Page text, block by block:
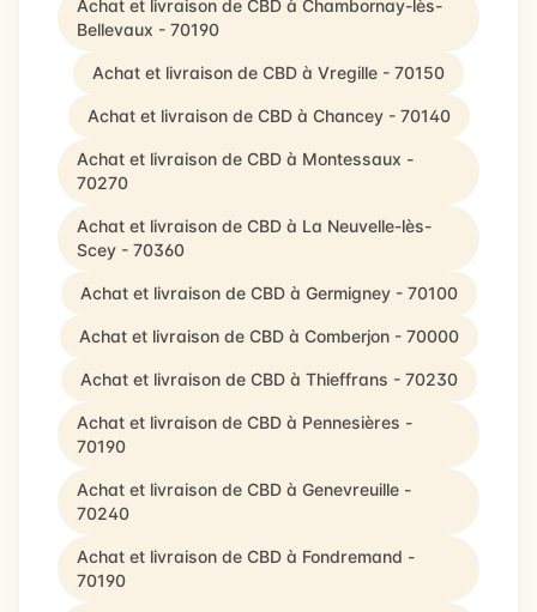
Achat et livraison de CBD à Chambornay-lès-
Bellevaux - 70190
Achat et livraison de CBD à Vregille - 70150
Achat et livraison de CBD à Chancey - 70140
Achat et livraison de CBD à Montessaux -
70270
Achat et livraison de CBD à La Neuvelle-lès-
Scey - 70360
Achat et livraison de CBD à Germigney - 70100
Achat et livraison de CBD à Comberjon - 70000
Achat et livraison de CBD à Thieffrans - 70230
Achat et livraison de CBD à Pennesières -
70190
Achat et livraison de CBD à Genevreuille -
70240
Achat et livraison de CBD à Fondremand -
70190